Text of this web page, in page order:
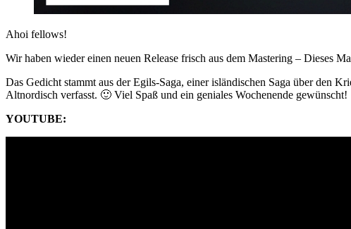
Ahoi fellows!
Wir haben wieder einen neuen Release frisch aus dem Mastering –
Das Gedicht stammt aus der Egils-Saga, einer isländischen Saga über den
Altnordisch verfasst. 🙂 Viel Spaß und ein geniales Wochenende gewünscht!
YOUTUBE: